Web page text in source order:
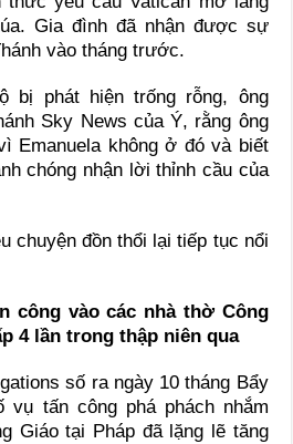
Gia đình đã nhận được sự
vào tháng trước.
bị phát hiện trống rỗng, ông
Sky News của Ý, rằng ông
Emanuela không ở đó và biết
chóng nhận lời thỉnh cầu của
chuyện đồn thổi lại tiếp tục nổi
công vào các nhà thờ Công
4 lần trong thập niên qua
số ra ngày 10 tháng Bẩy
vụ tấn công phá phách nhắm
Giáo tại Pháp đã lặng lẽ tăng